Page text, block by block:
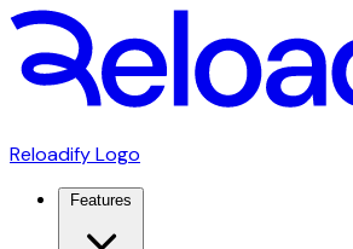
Reloadify Logo